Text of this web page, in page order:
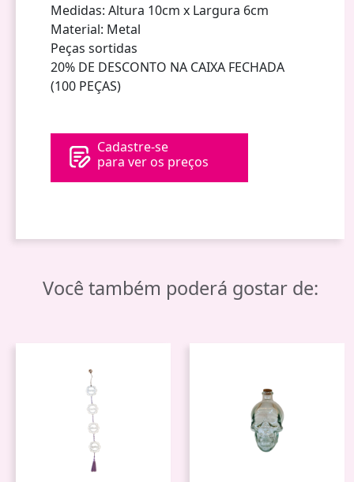
Medidas: Altura 10cm x Largura 6cm
Material: Metal
Peças sortidas
20% DE DESCONTO NA CAIXA FECHADA
(100 PEÇAS)
Cadastre-se
para ver os preços
Você também poderá gostar de: